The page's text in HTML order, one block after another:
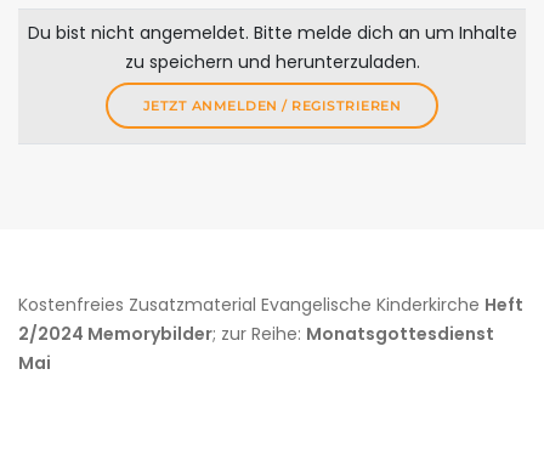
Du bist nicht angemeldet. Bitte melde dich an um Inhalte
zu speichern und herunterzuladen.
JETZT ANMELDEN / REGISTRIEREN
Kostenfreies Zusatzmaterial Evangelische Kinderkirche Heft
2/2024 Memorybilder; zur Reihe: Monatsgottesdienst
Mai